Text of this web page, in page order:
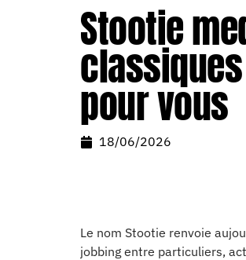
Stootie
pour vous
18/06/2026
Le nom Stootie renvoie
jobbing entre particuliers,